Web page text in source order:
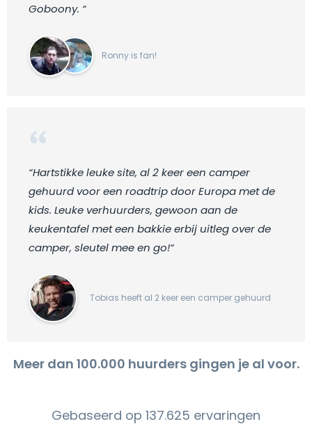
Goboony. “
Ronny is fan!
“Hartstikke leuke site, al 2 keer een camper
gehuurd voor een roadtrip door Europa met de
kids. Leuke verhuurders, gewoon aan de
keukentafel met een bakkie erbij uitleg over de
camper, sleutel mee en go!“
Tobias heeft al 2 keer een camper gehuurd
Meer dan 100.000 huurders gingen je al voor.
Gebaseerd op 137.625 ervaringen